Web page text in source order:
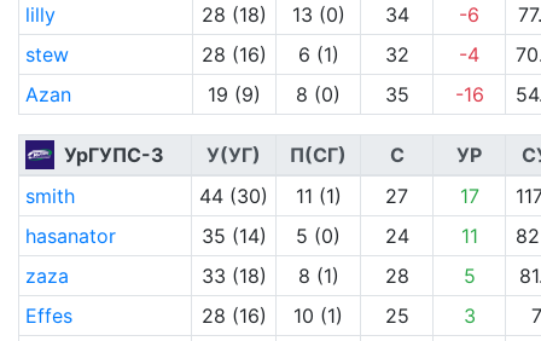
lilly
28 (18) 13 (0) 34 -6
stew
28 (16) 6 (1) 32 -4
Azan
19 (9) 8 (0) 35 -16
УрГУПС-3 У(УГ) П(СГ) С УР
smith
44 (30) 11 (1) 27 17
hasanator
35 (14) 5 (0) 24 11
zaza
33 (18) 8 (1) 28 5
Effes
28 (16) 10 (1) 25 3